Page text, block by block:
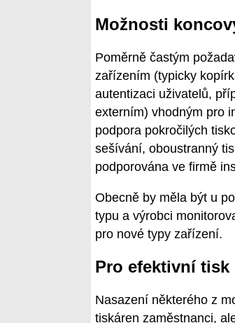
Možnosti
Poměrně častým
zařízením (typicky
autentizaci uživatelů,
externím) vhodným pro
podpora pokročilých
sešívání, oboustranný
podporována ve firmě
Obecně by měla být u
typu a výrobci
pro nové typy zařízení.
Pro efektivní tisk
Nasazení některého z
tiskáren zaměstnanci,